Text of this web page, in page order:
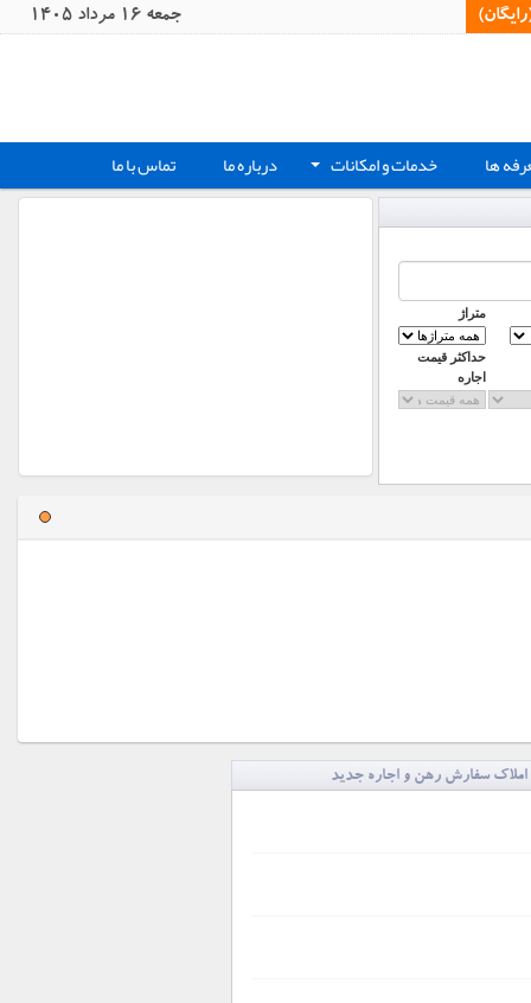
جمعه 16 مرداد 1405
ها + خدمات و امکانات درباره ما تماس با ما
متراژ
حداکثر قیمت
اجاره
املاک سفارش رهن و اجاره جدید